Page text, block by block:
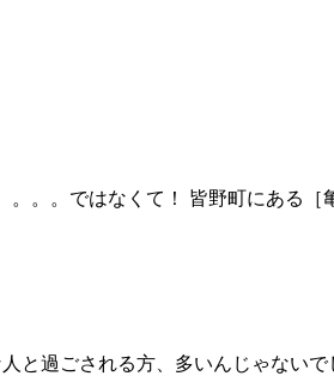
。。ではなくて！ 皆野町にある
過ごされる方、多いんじゃない